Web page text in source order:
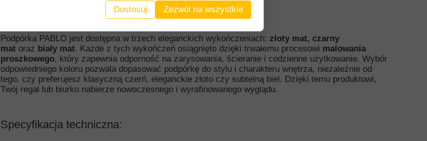
Trwałość i styl w trzech klasycznych kolorach
Podpórka PABLO jest dostępna w trzech eleganckich wykończeniach: złoty mat, czarny
mat oraz biały mat. Każde z tych wykończeń osiągnięto dzięki trwałemu procesowi malowania
proszkowego, który zapewnia odporność na zarysowania, ścieranie i codzienne użytkowanie. Wybór
odpowiedniego koloru pozwala dopasować podpórkę do stylu i charakteru wnętrza, niezależnie od
tego, czy preferujesz klasyczną czerń, eleganckie złoto czy subtelną biel. Dzięki temu produktowi,
Twój regał lub biurko nabierze nowoczesnego i wyrafinowanego wyglądu.
Specyfikacja techniczna:
Dostosuj Zezwól na wszystkie